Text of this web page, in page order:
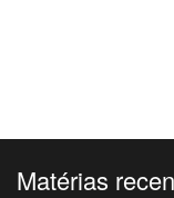
Matérias